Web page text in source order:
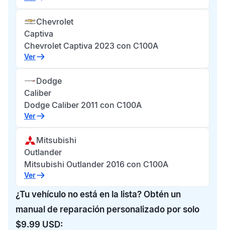
Chevrolet
Captiva
Chevrolet Captiva 2023 con C100A
Ver
Dodge
Caliber
Dodge Caliber 2011 con C100A
Ver
Mitsubishi
Outlander
Mitsubishi Outlander 2016 con C100A
Ver
¿Tu vehículo no está en la lista? Obtén un
manual de reparación personalizado por solo
$9.99 USD: